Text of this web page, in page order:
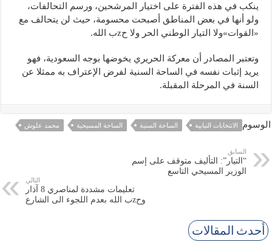
ينكب في هذه الفترة على اختيار المرشحين، ورسم التحالفات،
ولو أنها في بعض المناطق أصبحت محسومة، حيث لن يتحالف مع
«القوات»ولا التيار الوطني الحر ولا حzب الله.
وتعتبر المصادر أن معركة الحريري يخوضها بوجه السعودية، فهو
يريد إثبات نفسه في الساحة السنية لفرض الإعتراف به ممثلا عن
السنة في المرحلة المقبلة.
الوسوم الانتخابات النيابية الساحة السنية الساحة المسيحية محمد علوش
السابق
“التيار”: التأليف متوقف على إسم
الوزير المسيحي التاسع
التالي
تعليمات مشددة لمناصري 8 آذار
وحzب الله بعدم اللجوء الى الشارع
أحدث المقالات